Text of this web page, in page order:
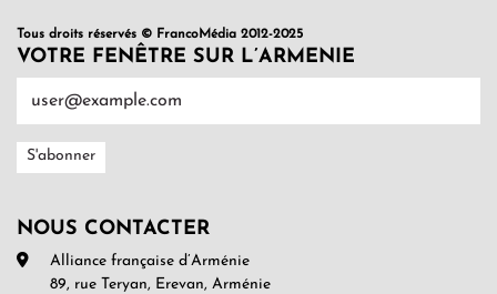
Tous droits réservés © FrancoMédia 2012-2025
VOTRE FENÊTRE SUR L’ARMENIE
NOUS CONTACTER
Alliance française d’Arménie
89, rue Teryan, Erevan, Arménie